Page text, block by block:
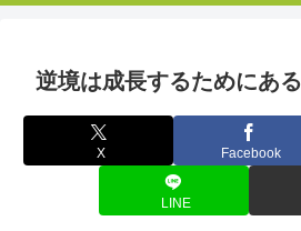
逆境は成長するためにある
X Facebook
LINE